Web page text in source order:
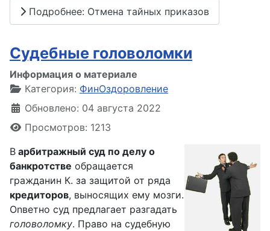
Подробнее: Отмена тайных приказов
Судебные головоломки
Информация о материале
Категория: ФинОздоровление
Обновлено: 04 августа 2022
Просмотров: 1213
В арбитражный суд по делу о
банкротстве обращается
гражданин К. за защитой от ряда
кредиторов, выносящих ему мозги.
Оnветно суд предлагает разгадать
головоломку. Право на судебную